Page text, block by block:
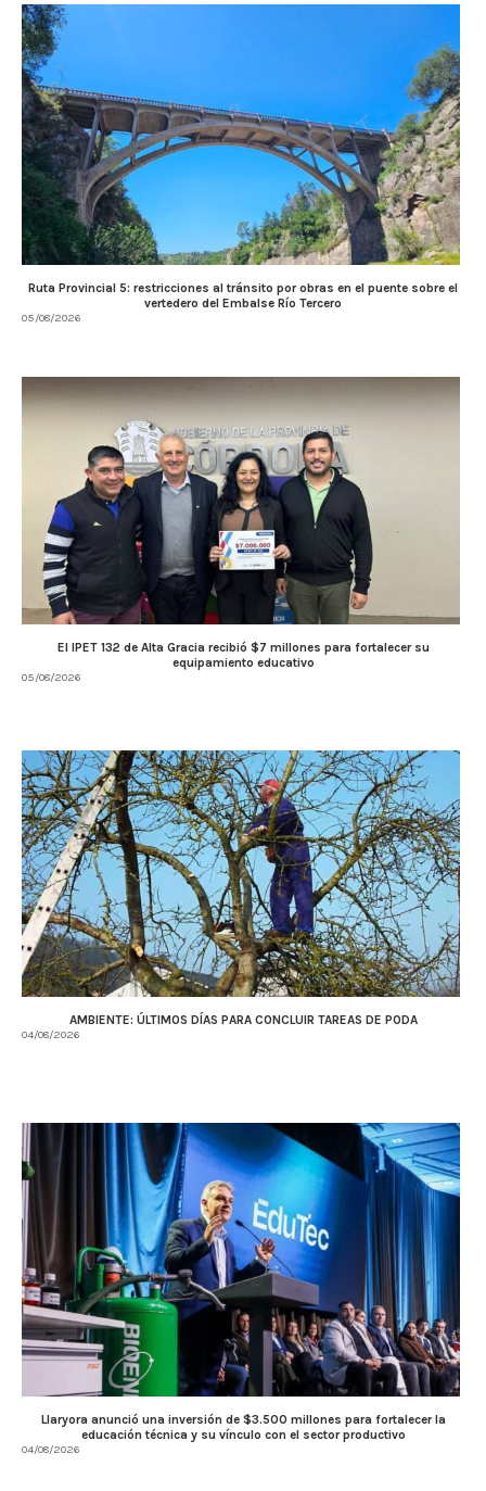
Ruta Provincial 5: restricciones al tránsito por obras en el puente sobre el
vertedero del Embalse Río Tercero
05/08/2026
El IPET 132 de Alta Gracia recibió $7 millones para fortalecer su
equipamiento educativo
05/08/2026
AMBIENTE: ÚLTIMOS DÍAS PARA CONCLUIR TAREAS DE PODA
04/08/2026
Llaryora anunció una inversión de $3.500 millones para fortalecer la
educación técnica y su vínculo con el sector productivo
04/08/2026